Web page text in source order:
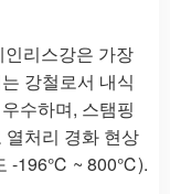
리스강은 가장
강철로서 내식
수하며, 스탬핑
처리 경화 현상
-196℃ ~ 800℃).